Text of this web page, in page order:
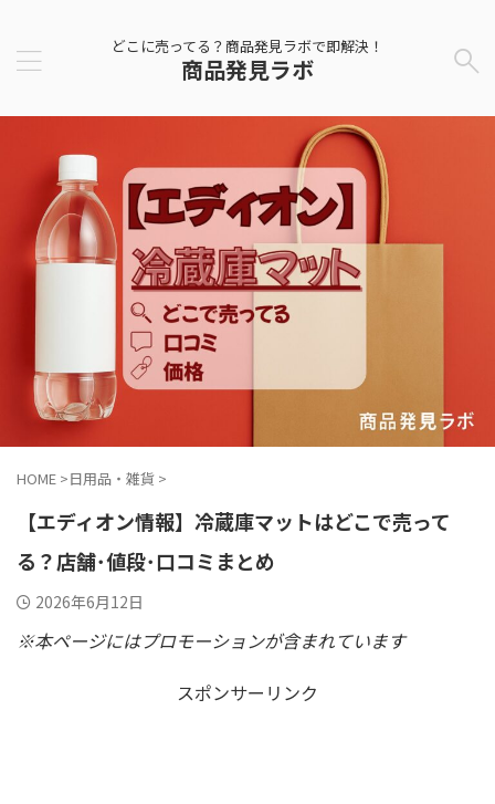
どこに売ってる？商品発見ラボで即解決！
商品発見ラボ
HOME >日用品・雑貨 >
【エディオン情報】冷蔵庫マットはどこで売って
る？店舗･値段･口コミまとめ
2026年6月12日
※本ページにはプロモーションが含まれています
スポンサーリンク